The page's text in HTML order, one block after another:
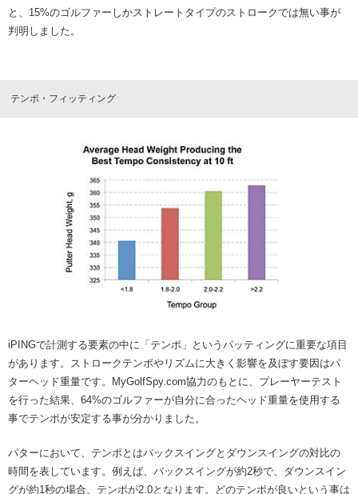
と、15%のゴルファーしかストレートタイプのストロークでは無い事が
判明しました。
テンポ・フィッティング
iPINGで計測する要素の中に「テンポ」というパッティングに重要な項目
があります。ストロークテンポやリズムに大きく影響を及ぼす要因はパ
ターヘッド重量です。MyGolfSpy.com協力のもとに、プレーヤーテスト
を行った結果、64%のゴルファーが自分に合ったヘッド重量を使用する
事でテンポが安定する事が分かりました。
パターにおいて、テンポとはバックスイングとダウンスイングの対比の
時間を表しています。例えば、バックスイングが約2秒で、ダウンスイン
グが約1秒の場合、テンポが2.0となります。どのテンポが良いという事は
Home
Tour Pros
ツアープロ情報
Concept Shop
Fitting
フィッティング
News
お知らせ
Company
会社概要
FAQ
Event
Rental Club
レンタルクラブサービス
Recruit
お問い合わせ
オンラインショップ
PING.com〔グローバル〕
修理について安全取り扱いマニュアル模倣品に関する注意
プライバシーポリシー利用規約免責事項